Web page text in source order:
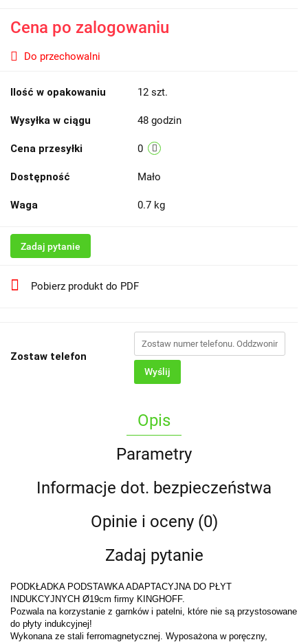
Cena po zalogowaniu
Do przechowalni
Ilość w opakowaniu 12 szt.
Wysyłka w ciągu 48 godzin
Cena przesyłki 0
Dostępność Mało
Waga 0.7 kg
Zadaj pytanie
Pobierz produkt do PDF
Zostaw telefon
Wyślij
Opis
Parametry
Informacje dot. bezpieczeństwa
Opinie i oceny (0)
Zadaj pytanie
PODKŁADKA PODSTAWKA ADAPTACYJNA DO PŁYT
INDUKCYJNYCH Ø19cm firmy KINGHOFF.
Pozwala na korzystanie z garnków i patelni, które nie są przystosowane
do płyty indukcyjnej!
Wykonana ze stali ferromagnetycznej. Wyposażona w poręczny,